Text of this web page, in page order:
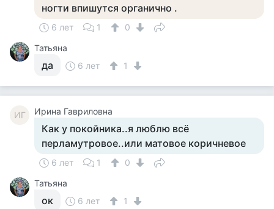
ногти впишутся органично .
6 лет 1
0
Татьяна
да 6 лет 1
ИГ Ирина Гавриловна
Как у покойника..я люблю всё
перламутровое..или матовое коричневое
6 лет 1
0
Татьяна
ок 6 лет 1